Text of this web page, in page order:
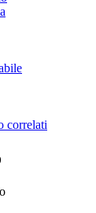
correlati